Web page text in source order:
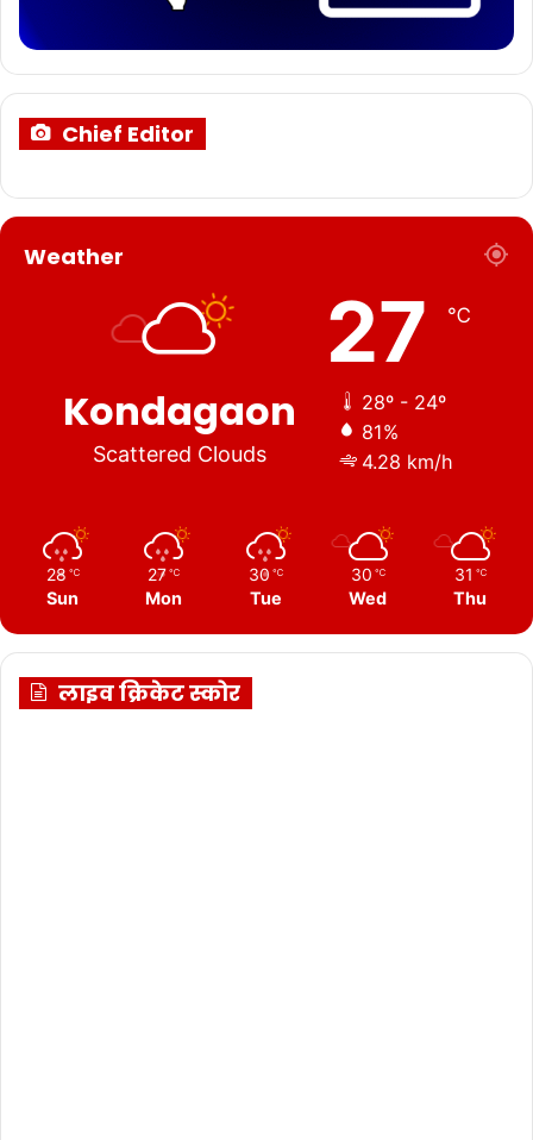
Chief Editor
Weather
Kondagaon
Scattered Clouds
27 ℃
28º - 24º
81%
4.28 km/h
28 ℃
Sun
27 ℃
Mon
30 ℃
Tue
30 ℃
Wed
31 ℃
Thu
लाइव क्रिकेट स्कोर